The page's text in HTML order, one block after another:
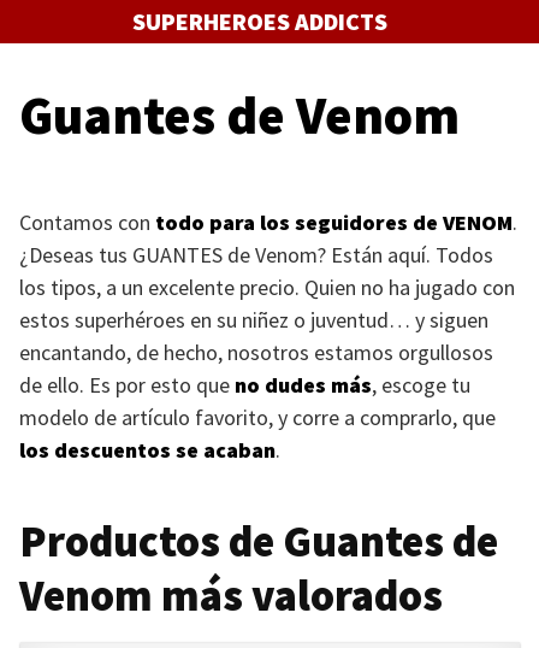
al
SUPERHEROES ADDICTS
Guantes de Venom
Contamos con todo para los seguidores de VENOM.
¿Deseas tus GUANTES de Venom? Están aquí. Todos
los tipos, a un excelente precio. Quien no ha jugado con
estos superhéroes en su niñez o juventud… y siguen
encantando, de hecho, nosotros estamos orgullosos
de ello. Es por esto que no dudes más, escoge tu
modelo de artículo favorito, y corre a comprarlo, que
los descuentos se acaban.
Productos de Guantes de
Venom más valorados